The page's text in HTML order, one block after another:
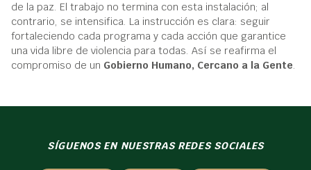
de la paz. El trabajo no termina con esta instalación; al
contrario, se intensifica. La instrucción es clara: seguir
fortaleciendo cada programa y cada acción que garantice
una vida libre de violencia para todas. Así se reafirma el
compromiso de un Gobierno Humano, Cercano a la Gente.
SÍGUENOS EN NUESTRAS REDES SOCIALES